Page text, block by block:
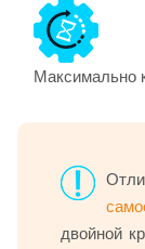
Максимально
двойной